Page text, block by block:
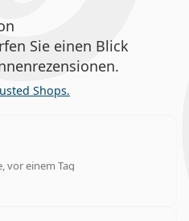
Sie einen Blick
Shops.
vor einem Tag
5 aus 5